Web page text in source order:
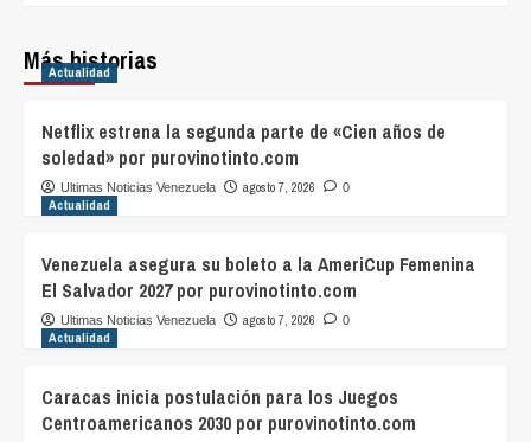
Más historias
Actualidad
Netflix estrena la segunda parte de «Cien años de
soledad» por purovinotinto.com
Ultimas Noticias Venezuela agosto 7, 2026 0
Actualidad
Venezuela asegura su boleto a la AmeriCup Femenina
El Salvador 2027 por purovinotinto.com
Ultimas Noticias Venezuela agosto 7, 2026 0
Actualidad
Caracas inicia postulación para los Juegos
Centroamericanos 2030 por purovinotinto.com